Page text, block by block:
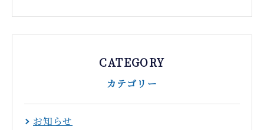
CATEGORY
カテゴリー
お知らせ